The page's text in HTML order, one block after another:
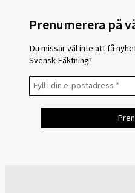
Prenumerera på
Du missar väl inte att få
Svensk Fäktning?